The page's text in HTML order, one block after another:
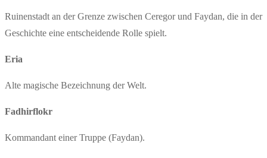
Ruinenstadt an der Grenze zwischen Ceregor und Faydan, die in der
Geschichte eine entscheidende Rolle spielt.
Eria
Alte magische Bezeichnung der Welt.
Fadhirflokr
Kommandant einer Truppe (Faydan).